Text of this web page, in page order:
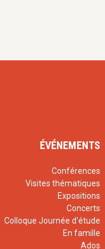
ÉVÉNEMENTS
Conférences
Visites thématiques
Expositions
Concerts
Colloque Journée d'étude
En famille
Ados